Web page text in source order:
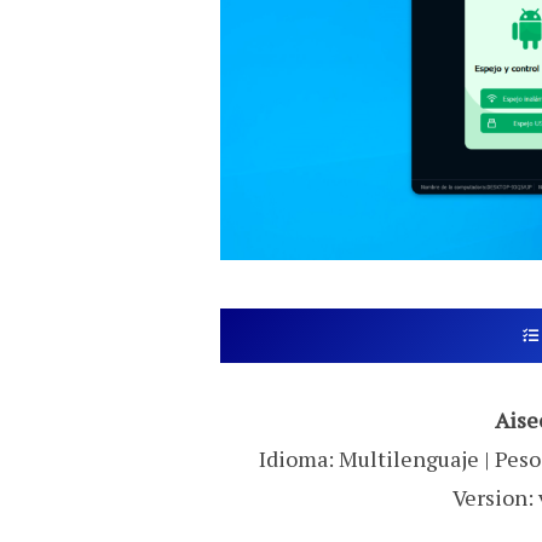
Idioma: Multilenguaje |
Version: